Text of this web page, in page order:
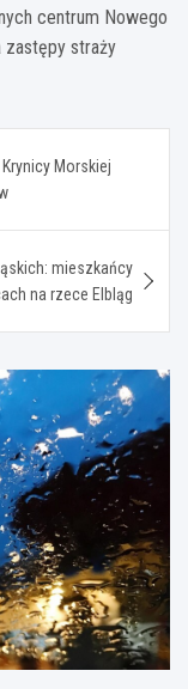
centrum Nowego
zastępy straży
Morskiej
mieszkańcy
na rzece Elbląg